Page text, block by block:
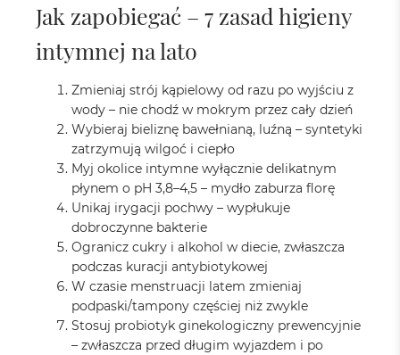
Jak zapobiegać – 7 zasad higieny
intymnej na lato
Zmieniaj strój kąpielowy od razu po wyjściu z
wody – nie chodź w mokrym przez cały dzień
Wybieraj bieliznę bawełnianą, luźną – syntetyki
zatrzymują wilgoć i ciepło
Myj okolice intymne wyłącznie delikatnym
płynem o pH 3,8–4,5 – mydło zaburza florę
Unikaj irygacji pochwy – wypłukuje
dobroczynne bakterie
Ogranicz cukry i alkohol w diecie, zwłaszcza
podczas kuracji antybiotykowej
W czasie menstruacji latem zmieniaj
podpaski/tampony częściej niż zwykle
Stosuj probiotyk ginekologiczny prewencyjnie
– zwłaszcza przed długim wyjazdem i po